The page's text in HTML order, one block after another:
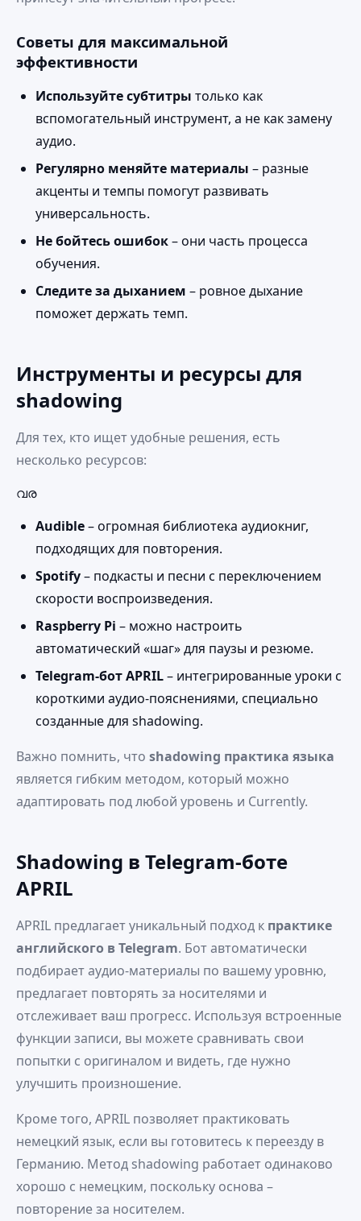
Советы для максимальной
эффективности
Используйте субтитры только как
вспомогательный инструмент, а не как замену
аудио.
Регулярно меняйте материалы – разные
акценты и темпы помогут развивать
универсальность.
Не бойтесь ошибок– они часть процесса
обучения.
Следите за дыханием – ровное дыхание
поможет держать темп.
Инструменты и ресурсы для
shadowing
Для тех, кто ищет удобные решения, есть
несколько ресурсов:
വര
Audible– огромная библиотека аудиокниг,
подходящих для повторения.
Spotify– подкасты и песни с переключением
скорости воспроизведения.
Raspberry Pi – можно настроить
автоматический «шаг» для паузы и резюме.
Telegram‑бот APRIL– интегрированные уроки с
короткими аудио‑пояснениями, специально
созданные для shadowing.
Важно помнить, что shadowing практика языка
является гибким методом, который можно
адаптировать под любой уровень и Currently.
Shadowing в Telegram‑боте
APRIL
APRIL предлагает уникальный подход к практике
английского в Telegram. Бот автоматически
подбирает аудио‑материалы по вашему уровню,
предлагает повторять за носителями и
отслеживает ваш прогресс. Используя встроенные
функции записи, вы можете сравнивать свои
попытки с оригиналом и видеть, где нужно
улучшить произношение.
Кроме того, APRIL позволяет практиковать
немецкий язык, если вы готовитесь к переезду в
Германию. Метод shadowing работает одинаково
хорошо с немецким, поскольку основа –
повторение за носителем.